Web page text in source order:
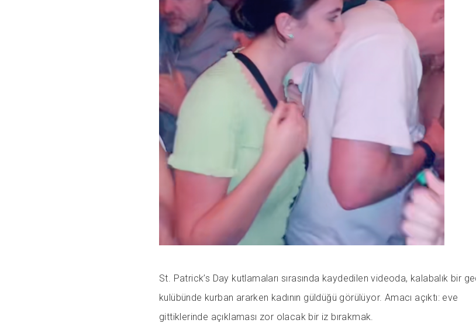
St. Patrick’s Day kutlamaları sırasında kaydedilen videoda, kalabalık bir
kulübünde kurban ararken kadının güldüğü görülüyor. Amacı açıktı: eve
gittiklerinde açıklaması zor olacak bir iz bırakmak.